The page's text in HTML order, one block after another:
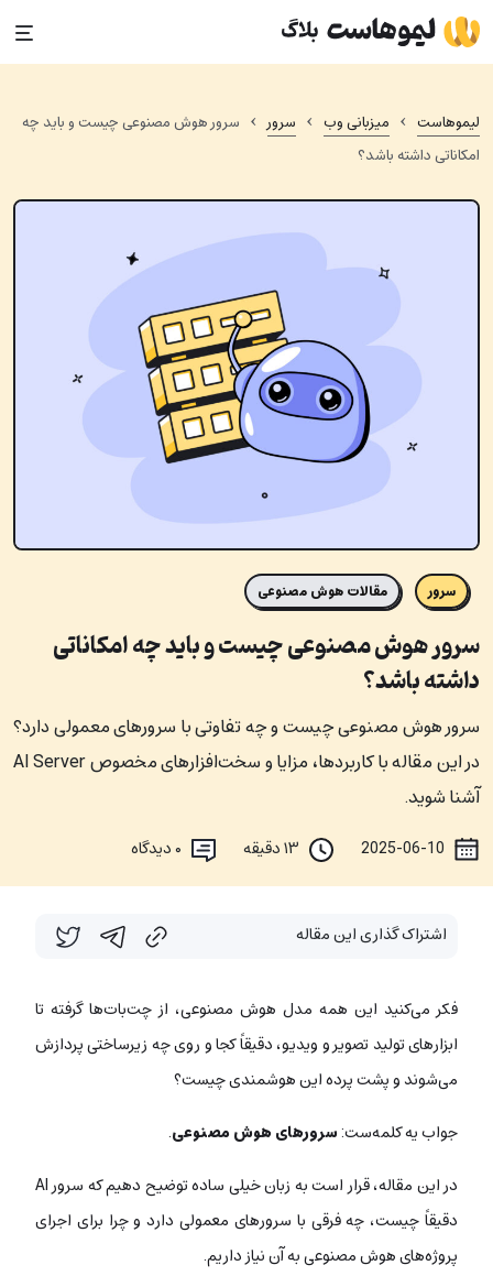
Skip
to
content
لیموهاست › میزبانی وب › سرور › سرور هوش مصنوعی چیست و باید چه
امکاناتی داشته باشد؟
سرور مقالات هوش مصنوعی
سرور هوش مصنوعی چیست و باید چه امکاناتی
داشته باشد؟
سرور هوش مصنوعی چیست و چه تفاوتی با سرورهای معمولی دارد؟
در این مقاله با کاربردها، مزایا و سخت‌افزارهای مخصوص AI Server
آشنا شوید.
دیدگاه
اشتراک گذاری این مقاله
فکر می‌کنید این همه مدل هوش مصنوعی، از چت‌بات‌ها گرفته تا
ابزارهای تولید تصویر و ویدیو، دقیقاً کجا و روی چه زیرساختی پردازش
می‌‌شوند و پشت پرده این هوشمندی چیست؟
جواب یه کلمه‌ست:سرورهای هوش مصنوعی.
در این مقاله، قرار است به زبان خیلی ساده توضیح دهیم که سرور AI
دقیقاً چیست، چه فرقی با سرورهای معمولی دارد و چرا برای اجرای
پروژه‌های هوش مصنوعی به آن نیاز داریم.